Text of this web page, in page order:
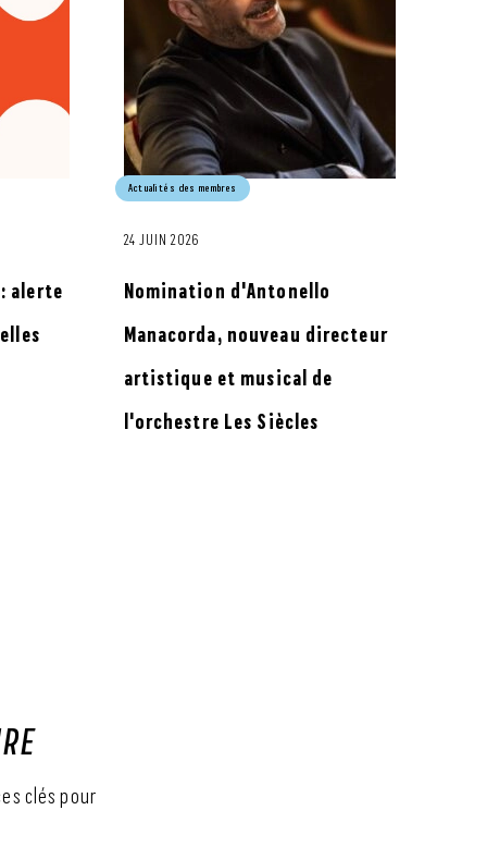
alerte
Actualités des membres
24 JUIN 2026
Nomination d'Antonello
Manacorda, nouveau directeur
artistique et musical de
l'orchestre Les Siècles
clés pour